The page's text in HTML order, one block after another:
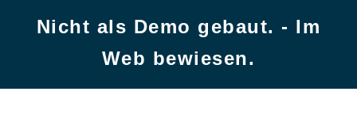
Nicht als Demo gebaut. - Im
Web bewiesen.